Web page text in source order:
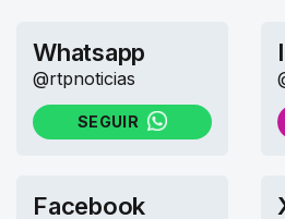
Whatsapp
@rtpnoticias
SEGUIR
NO WHATSAPP
Facebook